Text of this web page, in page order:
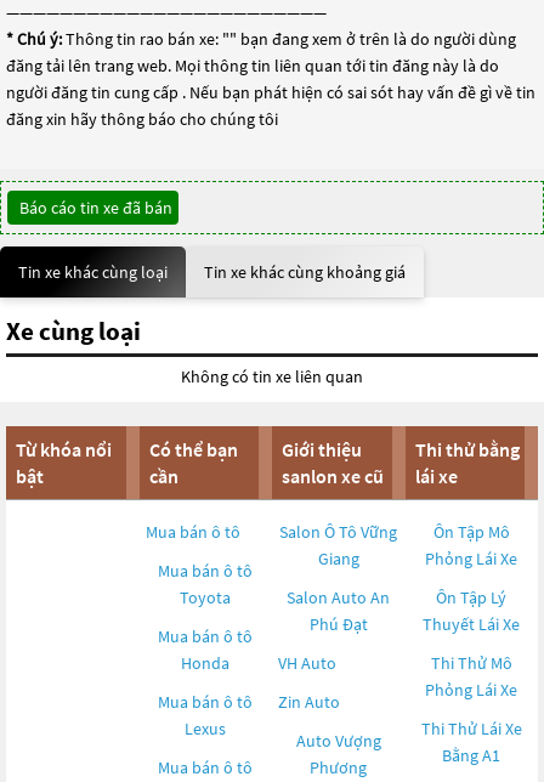
————————————————————————
* Chú ý:Thông tin rao bán xe: "" bạn đang xem ở trên là do người dùng
đăng tải lên trang web. Mọi thông tin liên quan tới tin đăng này là do
người đăng tin cung cấp . Nếu bạn phát hiện có sai sót hay vấn đề gì về tin
đăng xin hãy thông báo cho chúng tôi
Báo cáo tin xe đã bán
Tin xe khác cùng loại Tin xe khác cùng khoảng giá
Xe cùng loại
Không có tin xe liên quan
Từ khóa nổi
bật
Có thể bạn
cần
Mua bán ô tô
Mua bán ô tô
Toyota
Mua bán ô tô
Honda
Mua bán ô tô
Lexus
Mua bán ô tô
Giới thiệu
sanlon xe cũ
Salon Ô Tô Vững
Giang
Salon Auto An
Phú Đạt
VH Auto
Zin Auto
Auto Vượng
Phương
Thi thử bằng
lái xe
Ôn Tập Mô
Phỏng Lái Xe
Ôn Tập Lý
Thuyết Lái Xe
Thi Thử Mô
Phỏng Lái Xe
Thi Thử Lái Xe
Bằng A1